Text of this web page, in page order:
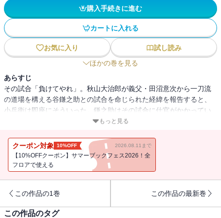
購入手続きに進む
カートに入れる
お気に入り
試し読み
ほかの巻を見る
あらすじ
その試合「負けてやれ」。秋山大治郎が義父・田沼意次から一刀流
の道場を構える谷鎌之助との試合を命じられた経緯を報告すると、
小兵衛は即座にそういった。鎌之助はその試合に仕官がかかってい
たのである。勝負を前にして苦悩する大治郎には、まもなく初めて
衛の意外な一面など面白さがいよいよ冴えるシリーズ第11弾。
もっと見る
クーポン対象 10%OFF 2026.08.11まで
【10%OFFクーポン】サマーブックフェス2026！全
フロアで使える
この作品の1巻 この作品の最新巻
この作品のタグ